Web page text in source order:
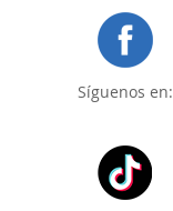
Síguenos en: